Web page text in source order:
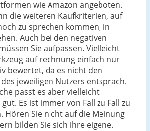
wie Amazon angeboten.
die weiteren Kaufkriterien, auf
zu sprechen kommen, in
Auch bei den negativen
Sie aufpassen. Vielleicht
auf rechnung einfach nur
bewertet, da es nicht den
jeweiligen Nutzers entsprach.
passt es aber vielleicht
Es ist immer von Fall zu Fall zu
Hören Sie nicht auf die Meinung
bilden Sie sich ihre eigene.